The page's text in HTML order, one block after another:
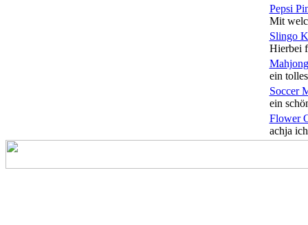
Pepsi
Mit
Slingo
Hierbei
ein
Soccer
ein
Flower
achja